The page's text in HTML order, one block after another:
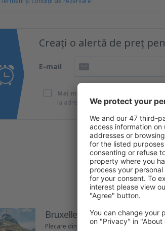
Creați o alertă de preț
E-mail
Mai multe călătorii la prețuri
la adresa de e-mail pe care am
Mai
Bruxelles
Plecare din Iași